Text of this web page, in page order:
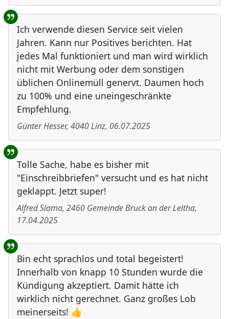
Ich verwende diesen Service seit vielen
Jahren. Kann nur Positives berichten. Hat
jedes Mal funktioniert und man wird wirklich
nicht mit Werbung oder dem sonstigen
üblichen Onlinemüll genervt. Daumen hoch
zu 100% und eine uneingeschränkte
Empfehlung.
Günter Hesser, 4040Linz, 06.07.2025
Tolle Sache, habe es bisher mit
"Einschreibbriefen" versucht und es hat nicht
geklappt. Jetzt super!
Alfred Slama, 2460 Gemeinde Bruck an der Leitha,
17.04.2025
Bin echt sprachlos und total begeistert!
Innerhalb von knapp 10 Stunden wurde die
Kündigung akzeptiert. Damit hätte ich
wirklich nicht gerechnet. Ganz großes Lob
meinerseits! 👍